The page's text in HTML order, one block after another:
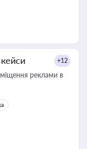
+12
реклами в